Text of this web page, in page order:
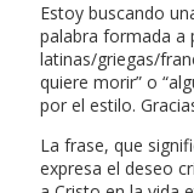
Estoy buscando
palabra formada a
latinas/griegas/
quiere morir” o
por el estilo.
La frase, que
expresa el deseo